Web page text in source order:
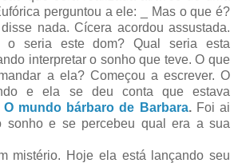
perguntou a ele: _ Mas o que é?
nada. Cícera acordou assustada.
o seria este dom? Qual seria esta
interpretar o sonho que teve. O que
a ela? Começou a escrever. O
e ela se deu conta que estava
O mundo bárbaro de Barbara. Foi ai
sonho e se percebeu qual era a sua
mistério. Hoje ela está lançando seu